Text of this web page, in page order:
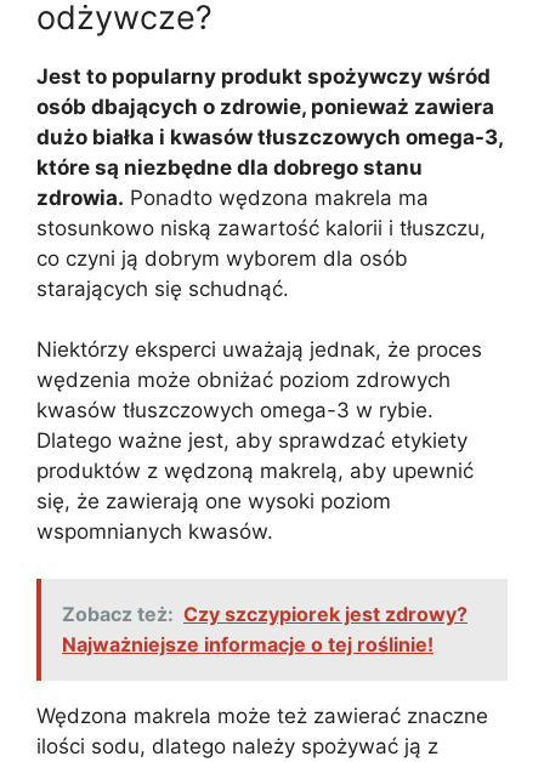
odżywcze?
Jest to popularny produkt spożywczy wśród
osób dbających o zdrowie, ponieważ zawiera
dużo białka i kwasów tłuszczowych omega-3,
które są niezbędne dla dobrego stanu
zdrowia. Ponadto wędzona makrela ma
stosunkowo niską zawartość kalorii i tłuszczu,
co czyni ją dobrym wyborem dla osób
starających się schudnąć.
Niektórzy eksperci uważają jednak, że proces
wędzenia może obniżać poziom zdrowych
kwasów tłuszczowych omega-3 w rybie.
Dlatego ważne jest, aby sprawdzać etykiety
produktów z wędzoną makrelą, aby upewnić
się, że zawierają one wysoki poziom
wspomnianych kwasów.
Zobacz też: Czy szczypiorek jest zdrowy?
Najważniejsze informacje o tej roślinie!
Wędzona makrela może też zawierać znaczne
ilości sodu, dlatego należy spożywać ją z